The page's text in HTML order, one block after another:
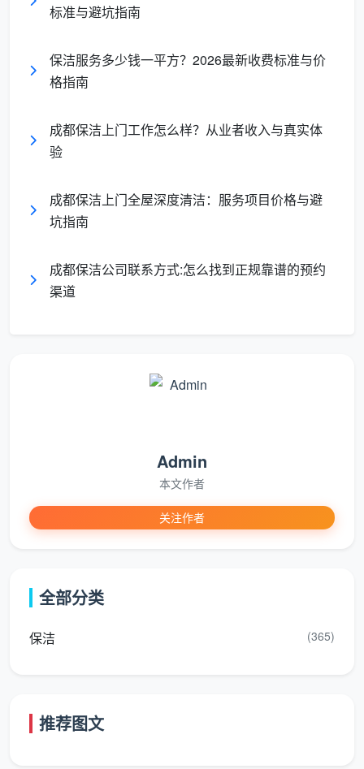
标准与避坑指南
保洁服务多少钱一平方？2026最新收费标准与价
格指南
成都保洁上门工作怎么样？从业者收入与真实体
验
成都保洁上门全屋深度清洁：服务项目价格与避
坑指南
成都保洁公司联系方式:怎么找到正规靠谱的预约
渠道
Admin
本文作者
关注作者
全部分类
保洁 (365)
推荐图文